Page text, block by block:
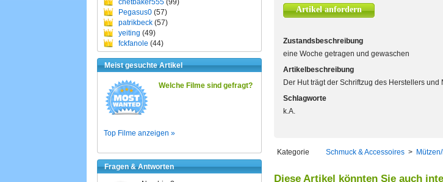
chetbaker555 (99)
Pegasus0 (57)
patrikbeck (57)
yeiting (49)
fckfanole (44)
Meist gesuchte Artikel
Welche Filme sind gefragt?
Top Filme anzeigen »
Fragen & Antworten
Artikel anfordern
Zustandsbeschreibung
eine Woche getragen und gewaschen
Artikelbeschreibung
Der Hut trägt der Schriftzug des Herstellers
Schlagworte
k.A.
Kategorie Schmuck & Accessoires >
Diese Artikel könnten Sie auch